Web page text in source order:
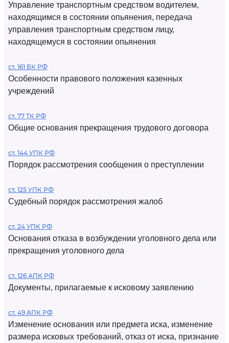
Управление транспортным средством водителем,
находящимся в состоянии опьянения, передача
управления транспортным средством лицу,
находящемуся в состоянии опьянения
ст. 161 БК РФ
Особенности правового положения казенных
учреждений
ст. 77 ТК РФ
Общие основания прекращения трудового договора
ст. 144 УПК РФ
Порядок рассмотрения сообщения о преступлении
ст. 125 УПК РФ
Судебный порядок рассмотрения жалоб
ст. 24 УПК РФ
Основания отказа в возбуждении уголовного дела или
прекращения уголовного дела
ст. 126 АПК РФ
Документы, прилагаемые к исковому заявлению
ст. 49 АПК РФ
Изменение основания или предмета иска, изменение
размера исковых требований, отказ от иска, признание